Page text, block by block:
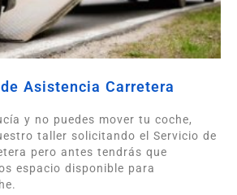
Asistencia Carretera
y no puedes mover tu coche,
taller solicitando el Servicio de
pero antes tendrás que
espacio disponible para